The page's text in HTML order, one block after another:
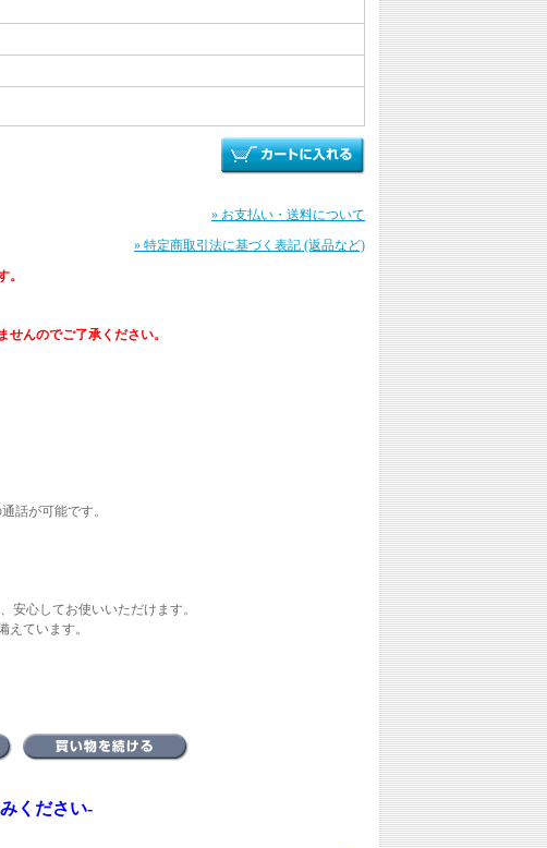
» お支払い・送料について
» 特定商取引法に基づく表記 (返品など)
んのでご了承ください。
話が可能です。
安心してお使いいただけます。
えています。
ください-